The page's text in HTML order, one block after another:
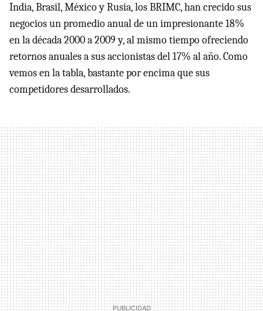
India, Brasil, México y Rusia, los BRIMC, han crecido sus
negocios un promedio anual de un impresionante 18%
en la década 2000 a 2009 y, al mismo tiempo ofreciendo
retornos anuales a sus accionistas del 17% al año. Como
vemos en la tabla, bastante por encima que sus
competidores desarrollados.